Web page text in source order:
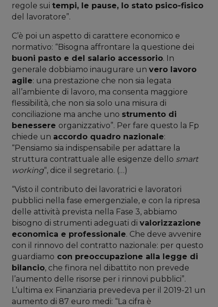
regole sui tempi, le pause, lo stato psico-fisico
del lavoratore”.
C’è poi un aspetto di carattere economico e
normativo: “Bisogna affrontare la questione dei
buoni pasto e del salario accessorio. In
generale dobbiamo inaugurare un vero lavoro
agile: una prestazione che non sia legata
all’ambiente di lavoro, ma consenta maggiore
flessibilità, che non sia solo una misura di
conciliazione ma anche uno strumento di
benessere organizzativo”. Per fare questo la Fp
chiede un accordo quadro nazionale:
“Pensiamo sia indispensabile per adattare la
struttura contrattuale alle esigenze dello smart
working“, dice il segretario. (…)
“Visto il contributo dei lavoratrici e lavoratori
pubblici nella fase emergenziale, e con la ripresa
delle attività prevista nella Fase 3, abbiamo
bisogno di strumenti adeguati di valorizzazione
economica e professionale. Che deve avvenire
con il rinnovo del contratto nazionale: per questo
guardiamo con preoccupazione alla legge di
bilancio, che finora nel dibattito non prevede
l’aumento delle risorse per i rinnovi pubblici”.
L’ultima ex Finanziaria prevedeva per il 2019-21 un
aumento di 87 euro medi: “La cifra è